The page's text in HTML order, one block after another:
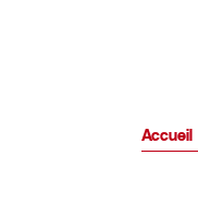
Accueil